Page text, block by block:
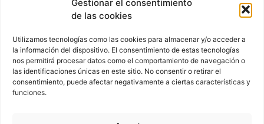
Gestionar el consentimiento
de las cookies
Utilizamos tecnologías como las cookies para almacenar y/o acceder a
la información del dispositivo. El consentimiento de estas tecnologías
nos permitirá procesar datos como el comportamiento de navegación o
las identificaciones únicas en este sitio. No consentir o retirar el
consentimiento, puede afectar negativamente a ciertas características y
funciones.
VIDEOCONFERENCIAS POLÍTICA DE PRIVACIDAD